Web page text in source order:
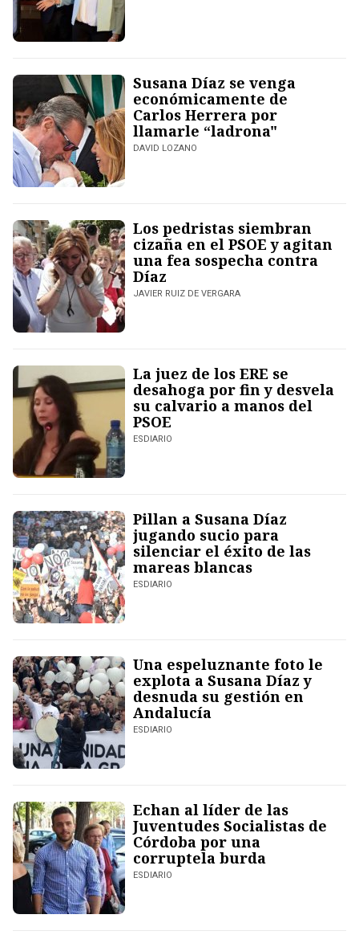
Susana Díaz se venga
económicamente de
Carlos Herrera por
llamarle “ladrona"
DAVID LOZANO
Los pedristas siembran
cizaña en el PSOE y agitan
una fea sospecha contra
Díaz
JAVIER RUIZ DE VERGARA
La juez de los ERE se
desahoga por fin y desvela
su calvario a manos del
PSOE
ESDIARIO
Pillan a Susana Díaz
jugando sucio para
silenciar el éxito de las
mareas blancas
ESDIARIO
Una espeluznante foto le
explota a Susana Díaz y
desnuda su gestión en
Andalucía
ESDIARIO
Echan al líder de las
Juventudes Socialistas de
Córdoba por una
corruptela burda
ESDIARIO